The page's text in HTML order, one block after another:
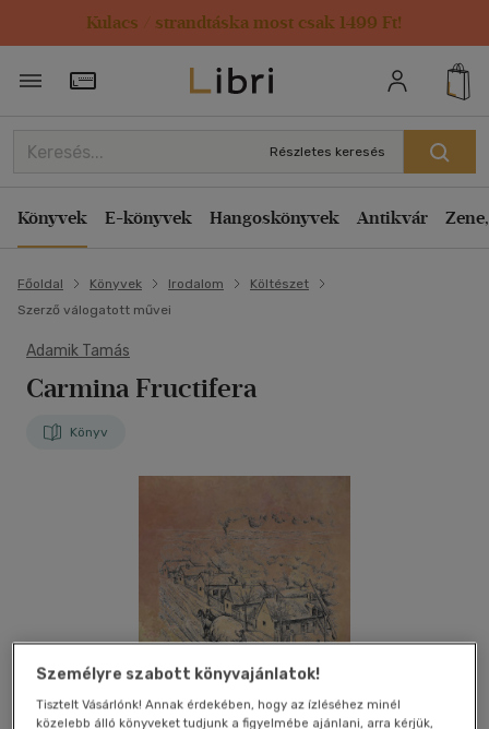
Kulacs / strandtáska most csak 1499 Ft!
Törzsvásárlói Kártya adatai
Részletes keresés
Könyvek E-könyvek Hangoskönyvek Antikvár
Főoldal Könyvek Irodalom
Költészet
Szerző válogatott művei
Adamik Tamás
Carmina Fructifera
Könyv
Személyre szabott könyvajánlatok!
Tisztelt Vásárlónk! Annak érdekében, hogy az ízléséhez minél
közelebb álló könyveket tudjunk a figyelmébe ajánlani, arra kérjük,